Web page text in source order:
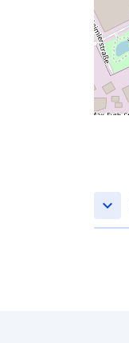
keyboard_arrow_down